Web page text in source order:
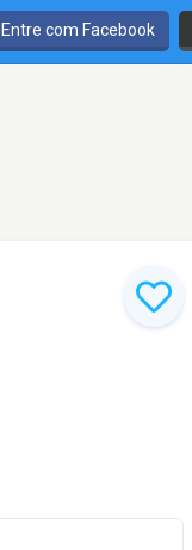
Entre com Facebook